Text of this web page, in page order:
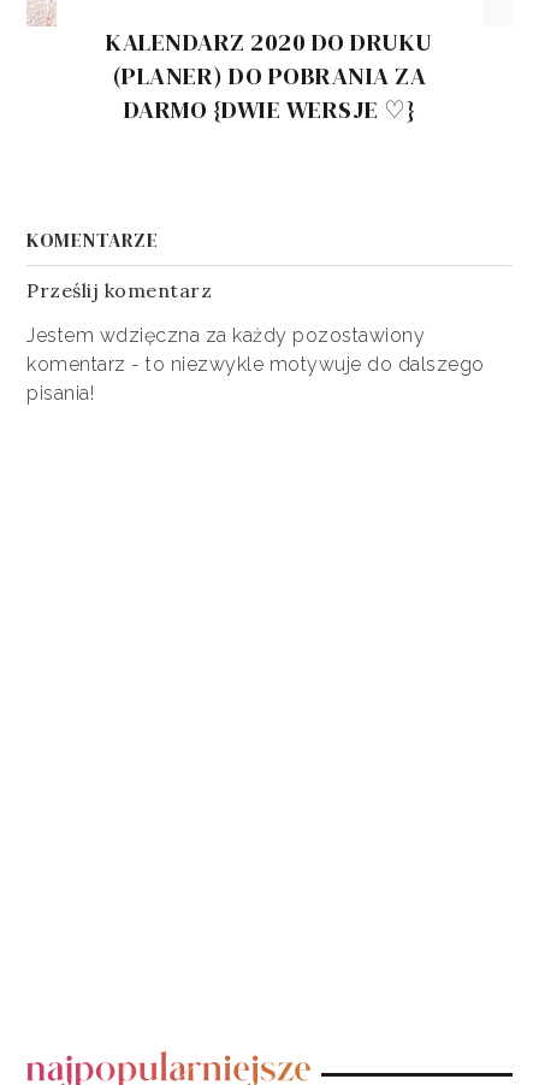
KALENDARZ 2020 DO DRUKU
(PLANER) DO POBRANIA ZA
DARMO {DWIE WERSJE ♡}
KOMENTARZE
Prześlij komentarz
Jestem wdzięczna za każdy pozostawiony
komentarz - to niezwykle motywuje do dalszego
pisania!
POPULARNE POSTY